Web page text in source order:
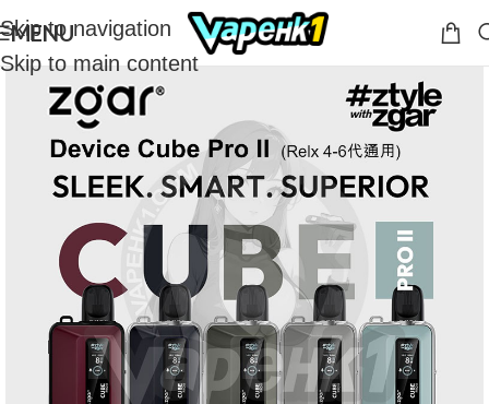
Skip to navigation
Skip to main content
MENU